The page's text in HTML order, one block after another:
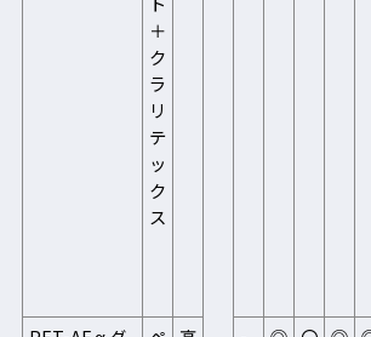
＋
ク
ラ
リ
テ
ッ
ク
ス